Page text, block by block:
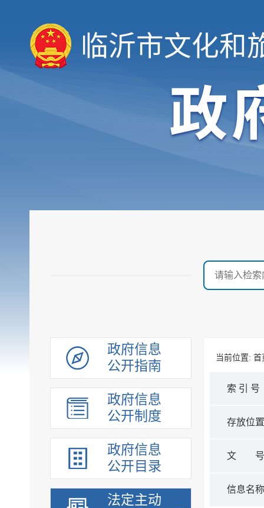
临沂市文化和
政府信息
公开指南
政府信息
公开制度
政府信息
公开目录
法定主动
当前位置: 首
索 引 号
存放位
文
信息名